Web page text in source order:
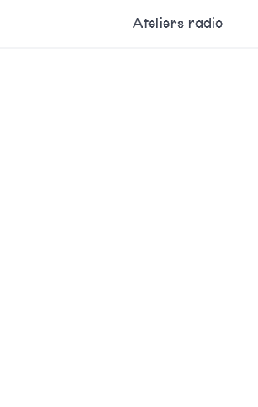
Ateliers radio